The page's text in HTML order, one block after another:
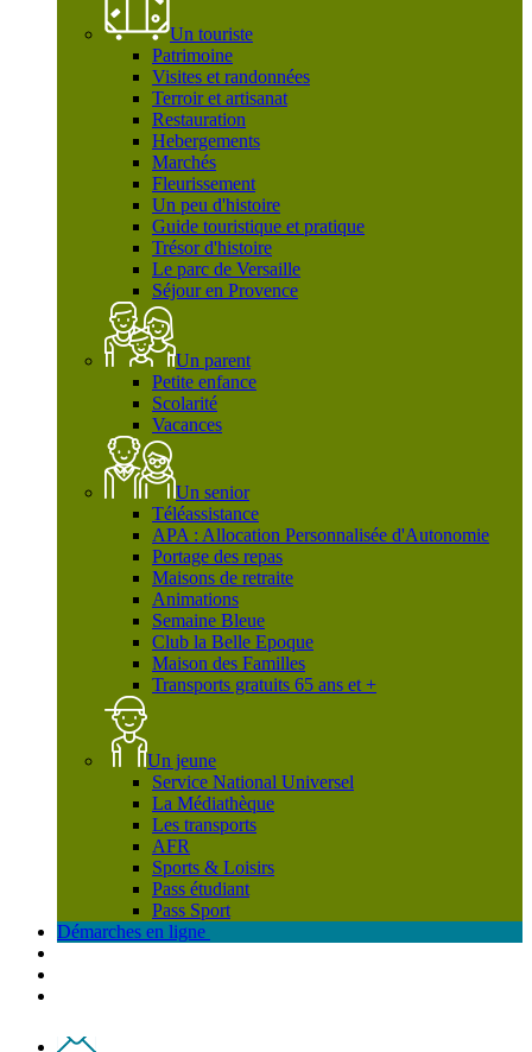
Un touriste
Patrimoine
Visites et randonnées
Terroir et artisanat
Restauration
Hebergements
Marchés
Fleurissement
Un peu d'histoire
Guide touristique et pratique
Trésor d'histoire
Le parc de Versaille
Séjour en Provence
Un parent
Petite enfance
Scolarité
Vacances
Un senior
Téléassistance
APA : Allocation Personnalisée d'Autonomie
Portage des repas
Maisons de retraite
Animations
Semaine Bleue
Club la Belle Epoque
Maison des Familles
Transports gratuits 65 ans et +
Un jeune
Service National Universel
La Médiathèque
Les transports
AFR
Sports & Loisirs
Pass étudiant
Pass Sport
Démarches en ligne
Contact